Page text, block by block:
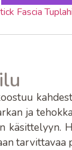
Fascia
ja
tarvittavaa